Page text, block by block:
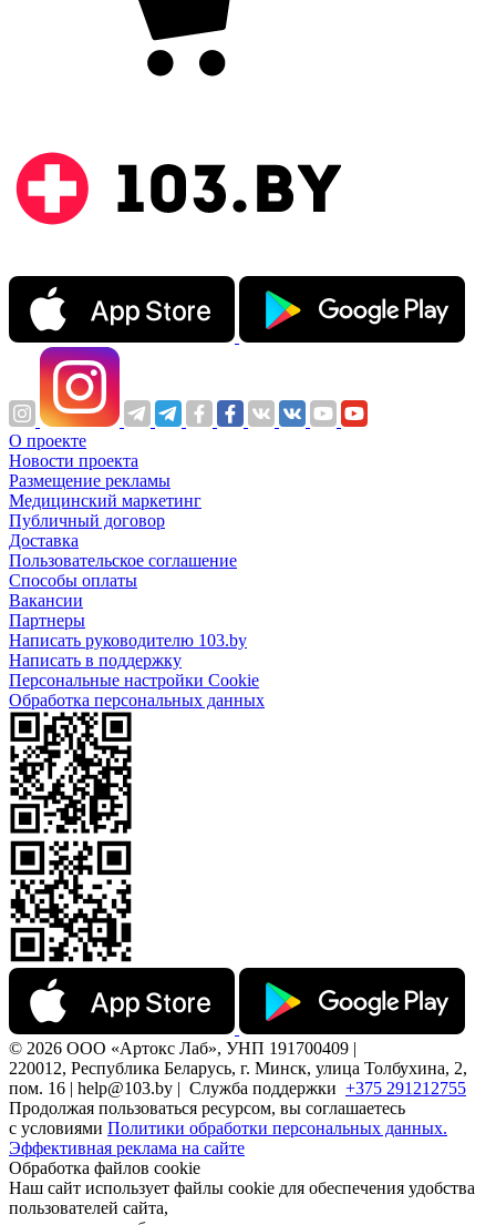
О проекте
Новости проекта
Размещение рекламы
Медицинский маркетинг
Публичный договор
Доставка
Пользовательское соглашение
Способы оплаты
Вакансии
Партнеры
Написать руководителю 103.by
Написать в поддержку
Персональные настройки Cookie
Обработка персональных данных
© 2026 ООО «Артокс Лаб», УНП 191700409 |
220012, Республика Беларусь, г. Минск, улица Толбухина, 2,
пом. 16 | help@103.by | Служба поддержки +375 291212755
Продолжая пользоваться ресурсом, вы соглашаетесь
с условиями Политики обработки персональных данных.
Эффективная реклама на сайте
Обработка файлов cookie
Наш сайт использует файлы cookie для обеспечения удобства
пользователей сайта,